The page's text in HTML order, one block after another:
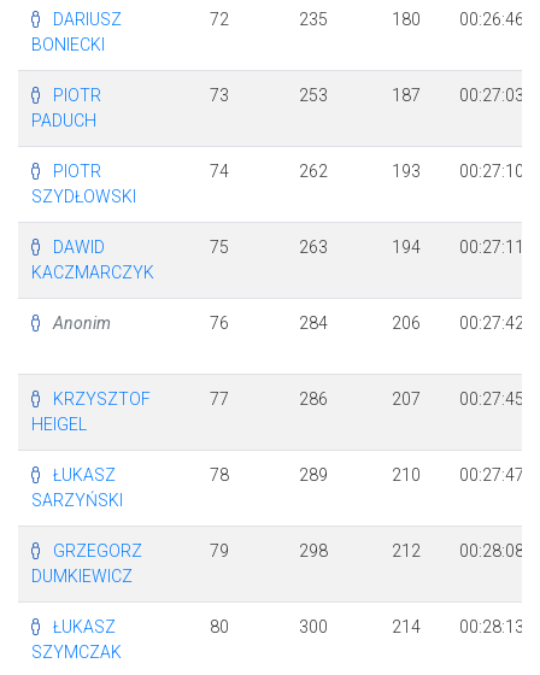
DARIUSZ
BONIECKI
72 235 180 00:26:46
PIOTR
PADUCH
73 253 187 00:27:03
PIOTR
SZYDŁOWSKI
74 262 193 00:27:10
DAWID
KACZMARCZYK
75 263 194 00:27:11
Anonim 76 284 206 00:27:42
KRZYSZTOF
HEIGEL
77 286 207 00:27:45
ŁUKASZ
SARZYŃSKI
78 289 210 00:27:47
GRZEGORZ
DUMKIEWICZ
79 298 212 00:28:08
ŁUKASZ
SZYMCZAK
80 300 214 00:28:13